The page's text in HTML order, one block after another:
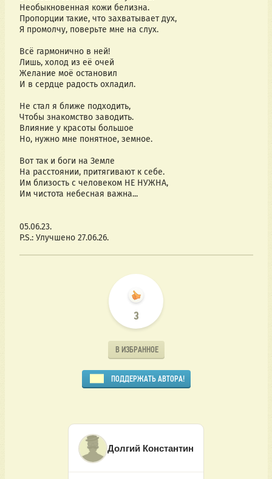
Необыкновенная кожи белизна.
Пропорции такие, что захватывает дух,
Я промолчу, поверьте мне на слух.
Всё гармонично в ней!
Лишь, холод из её очей
Желание моё остановил
И в сердце радость охладил.
Не стал я ближе подходить,
Чтобы знакомство заводить.
Влияние у красоты большое
Но, нужно мне понятное, земное.
Вот так и боги на Земле
На расстоянии, притягивают к себе.
Им близость с человеком НЕ НУЖНА,
Им чистота небесная важна...
05.06.23.
P.S.: Улучшено 27.06.26.
3
В ИЗБРАННОЕ
ПОДДЕРЖАТЬ АВТОРА!
Долгий Константин